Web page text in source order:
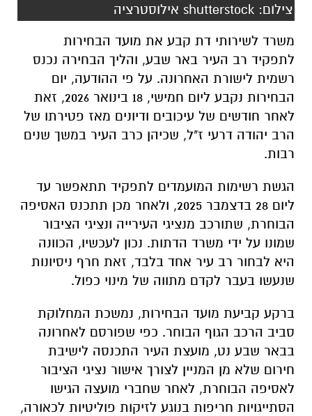
צילום: shutterstock אילוסטרציה
משרד לשירותי דת קבע את מועד הבחירות
לתפקיד רב העיר באר שבע, והליך הבחירה נכנס
רשמית לישורת האחרונה. על פי ההודעה, יום
הבחירות נקבע ליום חמישי, 18 בינואר 2026, זאת
לאחר חודשים של עיכובים ודיונים מאז פטירתו של
הרב יהודה דרעי ז"ל, שכיהן כרב העיר במשך שנים
רבות.
הגשת רשימות המועמדים לתפקיד תתאפשר עד
ליום 28 בדצמבר 2025, ולאחר מכן תתכנס האסיפה
הבוחרת, שתורכב מנציגי העירייה ונציגי הציבור
שמונו על ידי משרד הדתות. נכון לעכשיו, הכוונה
היא לבחור רב עיר אחד בלבד, זאת חרף ניסיונות
שנעשו בעבר לקדם מתווה של מינוי כפול.
ברקע קביעת מועד הבחירות, נמשכת המחלוקת
סביב הרכב הגוף הבוחר. כפי שפורסם לאחרונה
בבאר שבע נט, מועצת העיר התכנסה לישיבת
חירום שלא מן המניין לצורך אישור נציגי הציבור
לאסיפה הבוחרת, לאחר שחברי מועצה הגישו
הסתייגויות חריפות בנוגע לזיקות פוליטיות לכאורה,